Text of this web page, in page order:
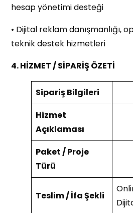
hesap yönetimi desteği
• Dijital reklam danışmanlığı,
teknik destek hizmetleri
4. HİZMET / SİPARİŞ ÖZETİ
Sipariş Bilgileri
Hizmet
Açıklaması
Paket / Proje
Türü
Teslim / İfa Şekli